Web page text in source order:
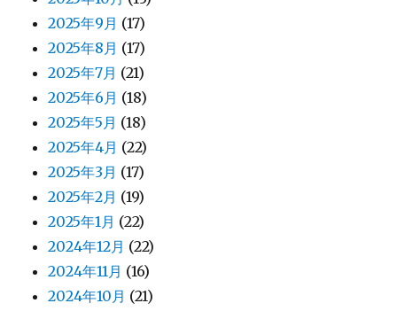
2025年9月 (17)
2025年8月 (17)
2025年7月 (21)
2025年6月 (18)
2025年5月 (18)
2025年4月 (22)
2025年3月 (17)
2025年2月 (19)
2025年1月 (22)
2024年12月 (22)
2024年11月 (16)
2024年10月 (21)